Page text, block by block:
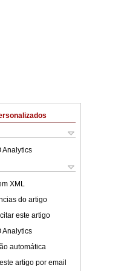
Analytics
XML
do artigo
este artigo
Analytics
automática
artigo por email